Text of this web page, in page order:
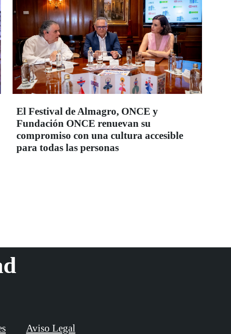
El Festival de Almagro, ONCE y
Fundación ONCE renuevan su
compromiso con una cultura accesible
para todas las personas
Aviso Legal